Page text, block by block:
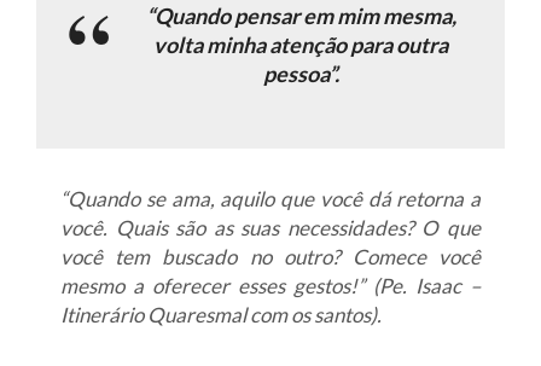
“Quando pensar em mim mesma,
volta minha atenção para outra
pessoa”.
“Quando se ama, aquilo que você dá retorna a
você. Quais são as suas necessidades? O que
você tem buscado no outro? Comece você
mesmo a oferecer esses gestos!” (Pe. Isaac –
Itinerário Quaresmal com os santos).